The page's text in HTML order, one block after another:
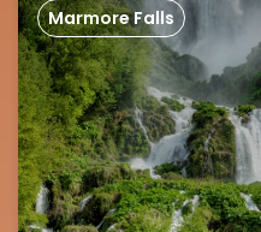
Marmore Falls